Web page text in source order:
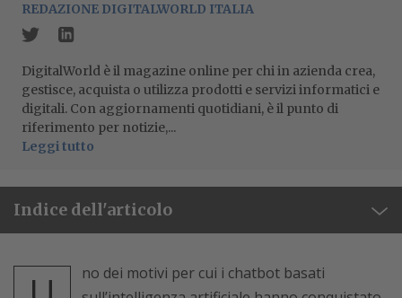
REDAZIONE DIGITALWORLD ITALIA
DigitalWorld è il magazine online per chi in azienda crea,
gestisce, acquista o utilizza prodotti e servizi informatici e
digitali. Con aggiornamenti quotidiani, è il punto di
riferimento per notizie,...
Leggi tutto
Indice dell'articolo
no dei motivi per cui i chatbot basati